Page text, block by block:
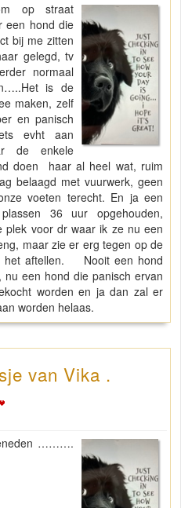
op straat
een hond die
bij me zitten
gelegd, tv
normaal
is de
maken, zelf
en panisch
evht aan
de enkele
doen haar al heel wat, ruim
belaagd met vuurwerk, geen
voeten terecht. En ja een
36 uur opgehouden,
plek voor dr waar ik ze nu een
maar zie er erg tegen op de
het aftellen. Nooit een hond
een hond die panisch ervan
worden en ja dan zal er
worden helaas.
van Vika .
……….